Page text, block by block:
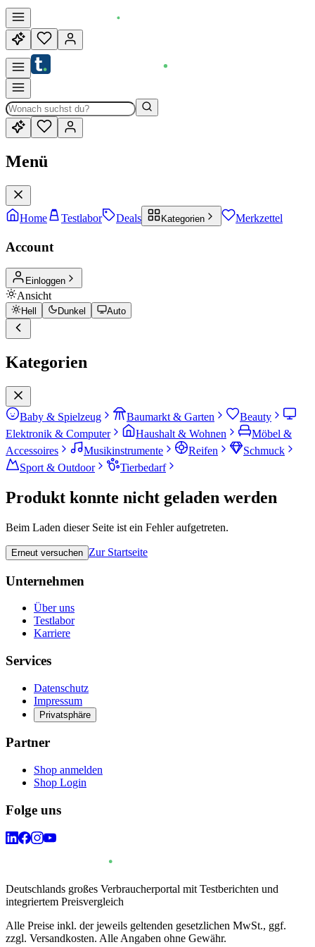
Menü
Home Testlabor Deals Kategorien Merkzettel
Account
Einloggen
Ansicht
Hell Dunkel Auto
Kategorien
Baby & Spielzeug Baumarkt & Garten
Beauty
Elektronik & Computer
Haushalt & Wohnen
Möbel &
Accessoires
Musikinstrumente Reifen
Schmuck
Sport & Outdoor
Tierbedarf
Produkt konnte nicht geladen werden
Beim Laden dieser Seite ist ein Fehler aufgetreten.
Erneut versuchen Zur Startseite
Unternehmen
Über uns
Testlabor
Karriere
Services
Datenschutz
Impressum
Privatsphäre
Partner
Shop anmelden
Shop Login
Folge uns
Deutschlands großes Verbraucherportal mit Testberichten und
integriertem Preisvergleich
Alle Preise inkl. der jeweils geltenden gesetzlichen MwSt., ggf.
zzgl. Versandkosten. Alle Angaben ohne Gewähr.